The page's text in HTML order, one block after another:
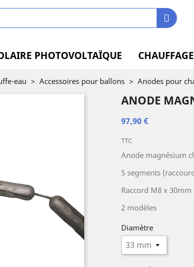
PHOTOVOLTAÏQUE
eau > Accessoires pour ballons > Anodes pour
ANODE
97,90 €
TTC
Anode magnésium
5 segments
Raccord M8 x 30mm
2 modèles
Diamètre